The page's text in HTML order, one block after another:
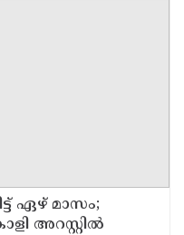
ഏഴ് മാസം;
അറസ്റ്റില്‍